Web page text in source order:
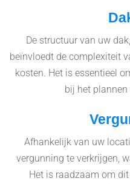
De structuur van uw
beïnvloedt de complexiteit
kosten. Het is essentieel
bij het
Afhankelijk van uw
vergunning te verkrijgen,
Het is raadzaam om